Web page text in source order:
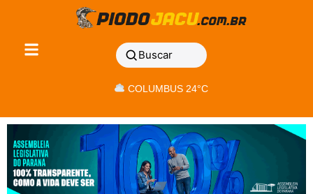
Buscar
COLUMBUS 24°C